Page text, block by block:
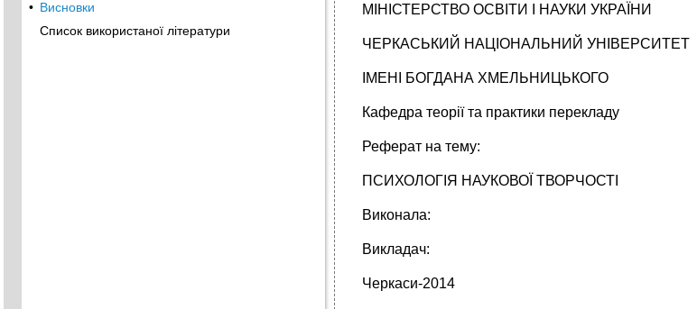
• Висновки
Список використаної літератури
МІНІСТЕРСТВО ОСВІТИ І НАУКИ УКРАЇНИ
ЧЕРКАСЬКИЙ НАЦІОНАЛЬНИЙ УНІВЕРСИТЕТ
ІМЕНІ БОГДАНА ХМЕЛЬНИЦЬКОГО
Кафедра теорії та практики перекладу
Реферат на тему:
ПСИХОЛОГІЯ НАУКОВОЇ ТВОРЧОСТІ
Виконала:
Викладач:
Черкаси-2014